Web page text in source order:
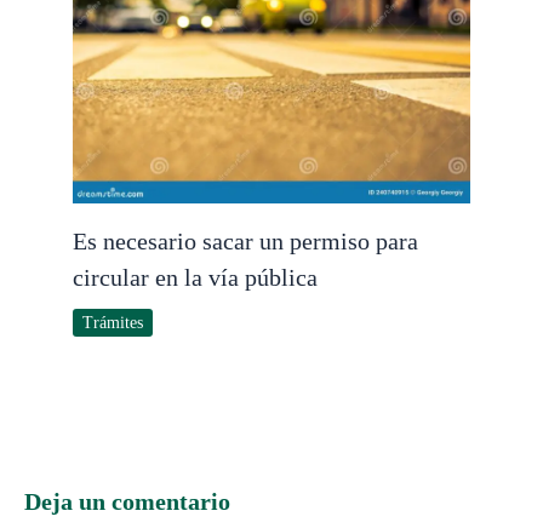
Es necesario sacar un permiso para
circular en la vía pública
Trámites
Deja un comentario